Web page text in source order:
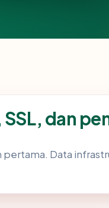
dan
pertama. Data